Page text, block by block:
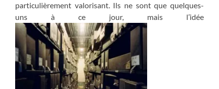
particulièrement valorisant. Ils ne sont que quelques-
uns à ce jour, mais l’idée